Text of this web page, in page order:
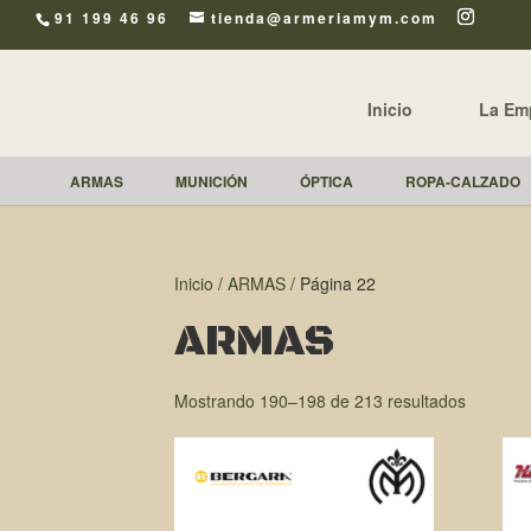
91 199 46 96 tienda@armeriamym.com
Inicio La
ARMAS MUNICIÓN ÓPTICA ROPA-CALZADO
Inicio / ARMAS / Página 22
ARMAS
Mostrando 190–198 de 213 resultados